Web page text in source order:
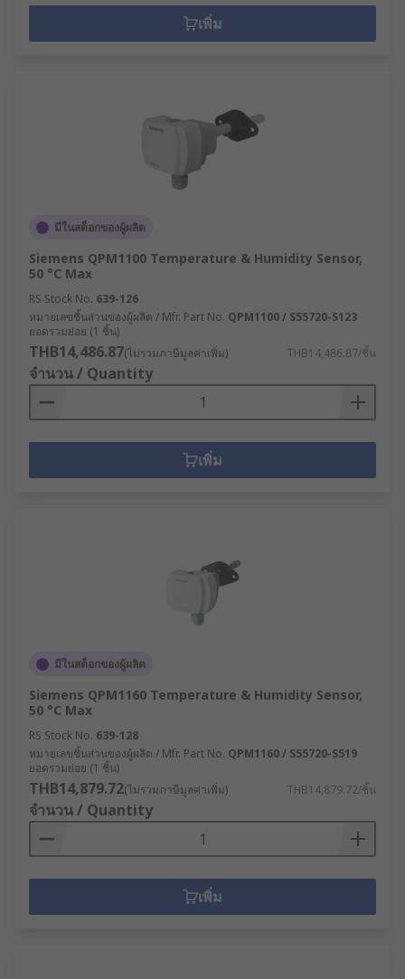
เพิ่ม
มีในสต็อกของผู้ผลิต
Siemens QPM1100 Temperature & Humidity Sensor,
50 °C Max
RS Stock No. 639-126
หมายเลขชิ้นส่วนของผู้ผลิต / Mfr. Part No. QPM1100 / S55720-S123
ยอดรวมย่อย (1 ชิ้น)
THB14,486.87(ไม่รวมภาษีมูลค่าเพิ่ม) THB14,486.87/ชิ้น
จำนวน / Quantity
เพิ่ม
มีในสต็อกของผู้ผลิต
Siemens QPM1160 Temperature & Humidity Sensor,
50 °C Max
RS Stock No. 639-128
หมายเลขชิ้นส่วนของผู้ผลิต / Mfr. Part No. QPM1160 / S55720-S519
ยอดรวมย่อย (1 ชิ้น)
THB14,879.72(ไม่รวมภาษีมูลค่าเพิ่ม) THB14,879.72/ชิ้น
จำนวน / Quantity
เพิ่ม